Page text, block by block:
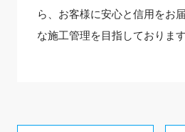
ら、お客様に安心と信用をお
な施工管理を目指しております